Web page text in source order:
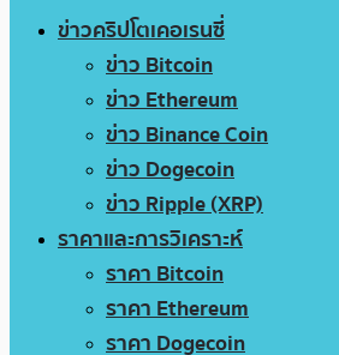
ข่าวคริปโตเคอเรนซี่
ข่าว Bitcoin
ข่าว Ethereum
ข่าว Binance Coin
ข่าว Dogecoin
ข่าว Ripple (XRP)
ราคาและการวิเคราะห์
ราคา Bitcoin
ราคา Ethereum
ราคา Dogecoin